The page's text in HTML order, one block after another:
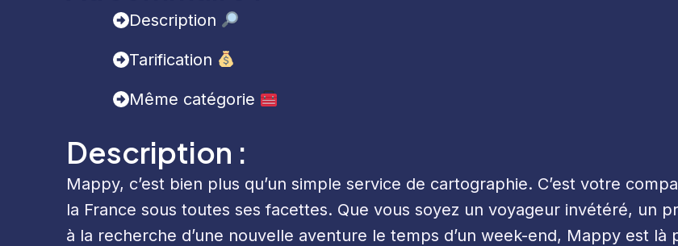
Description
Tarification
Même catégorie
Description :
Mappy, c’est bien plus qu’un simple service de cartographie. C’est votre
la France sous toutes ses facettes. Que vous soyez un voyageur invétéré, un
à la recherche d’une nouvelle aventure le temps d’un week-end, Mappy est là